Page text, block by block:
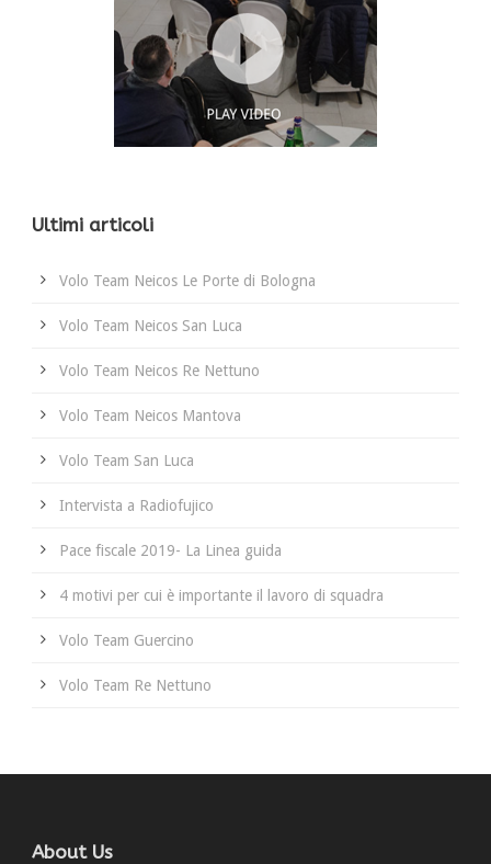
Ultimi articoli
Volo Team Neicos Le Porte di Bologna
Volo Team Neicos San Luca
Volo Team Neicos Re Nettuno
Volo Team Neicos Mantova
Volo Team San Luca
Intervista a Radiofujico
Pace fiscale 2019- La Linea guida
4 motivi per cui è importante il lavoro di squadra
Volo Team Guercino
Volo Team Re Nettuno
About Us